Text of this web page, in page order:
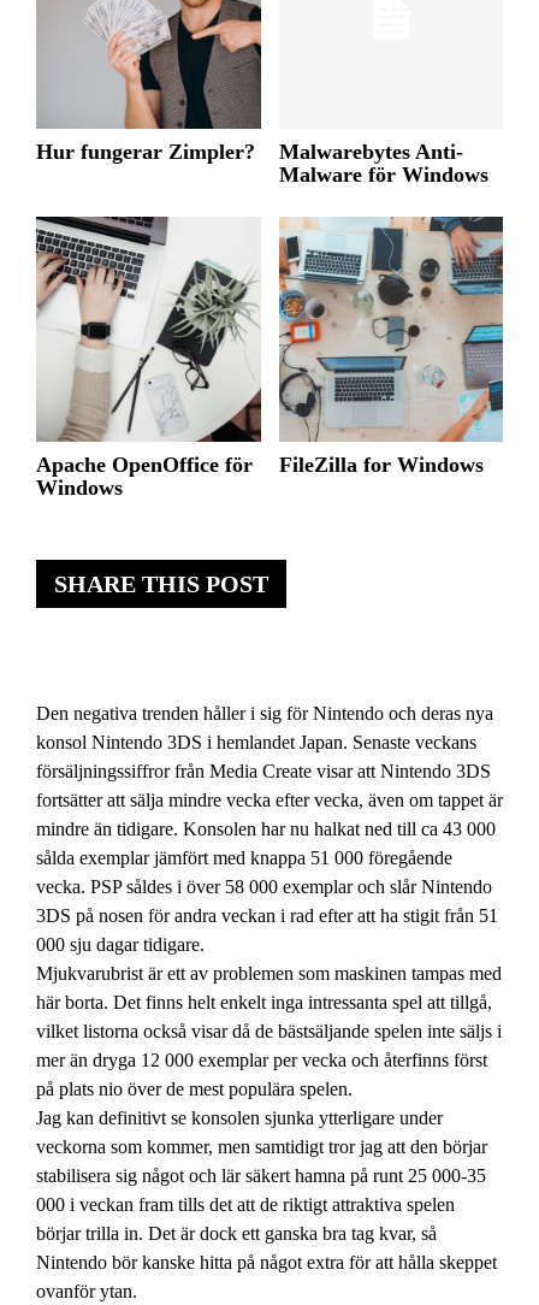
SHARE THIS POST
Den negativa trenden håller i sig för Nintendo och deras nya
konsol Nintendo 3DS i hemlandet Japan. Senaste veckans
försäljningssiffror från Media Create visar att Nintendo 3DS
fortsätter att sälja mindre vecka efter vecka, även om tappet är
mindre än tidigare. Konsolen har nu halkat ned till ca 43 000
sålda exemplar jämfört med knappa 51 000 föregående
vecka. PSP såldes i över 58 000 exemplar och slår Nintendo
3DS på nosen för andra veckan i rad efter att ha stigit från 51
000 sju dagar tidigare.
Mjukvarubrist är ett av problemen som maskinen tampas med
här borta. Det finns helt enkelt inga intressanta spel att tillgå,
vilket listorna också visar då de bästsäljande spelen inte säljs i
mer än dryga 12 000 exemplar per vecka och återfinns först
på plats nio över de mest populära spelen.
Jag kan definitivt se konsolen sjunka ytterligare under
veckorna som kommer, men samtidigt tror jag att den börjar
stabilisera sig något och lär säkert hamna på runt 25 000-35
000 i veckan fram tills det att de riktigt attraktiva spelen
börjar trilla in. Det är dock ett ganska bra tag kvar, så
Nintendo bör kanske hitta på något extra för att hålla skeppet
ovanför ytan.
Hur fungerar Zimpler?
Malwarebytes Anti-
Malware för Windows
Apache OpenOffice för
Windows
FileZilla for Windows